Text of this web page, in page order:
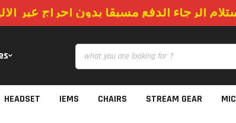
الرجاء الدفع مسبقا بدون احراج عبر
HEADSET IEMS CHAIRS STREAM GEAR